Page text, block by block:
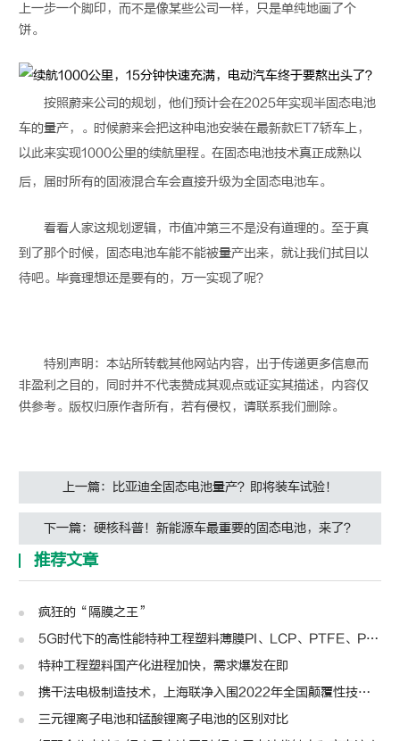
上一步一个脚印，而不是像某些公司一样，只是单纯地画了个
饼。
按照蔚来公司的规划，他们预计会在2025年实现半固态电池
车的量产，。时候蔚来会把这种电池安装在最新款ET7轿车上，
以此来实现1000公里的续航里程。在固态电池技术真正成熟以
后，届时所有的固液混合车会直接升级为全固态电池车。
看看人家这规划逻辑，市值冲第三不是没有道理的。至于真
到了那个时候，
固态电池车能不能被量产出来，就让我们拭目以
待吧。毕竟理想还是要有的，万一实现了呢？
特别声明：本站所转载其他网站内容，出于传递更多信息而
非盈利之目的，同时并不代表赞成其观点或证实其描述，内容仅
供参考。版权归原作者所有，若有侵权，请联系我们删除。
上一篇：比亚迪全固态电池量产？即将装车试验！
下一篇：硬核科普！新能源车最重要的固态电池，来了？
推荐文章
疯狂的“隔膜之王”
5G时代下的高性能特种工程塑料薄膜PI、LCP、PTFE、PPS、PEEK、PEN
特种工程塑料国产化进程加快，需求爆发在即
携干法电极制造技术，上海联净入围2022年全国颠覆性技术创新大赛
三元锂离子电池和锰酸锂离子电池的区别对比